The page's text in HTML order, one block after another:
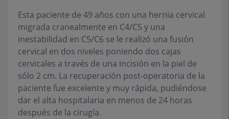
Esta paciente de 49 años con una hernia cervical
migrada cranealmente en C4/C5 y una
inestabilidad en C5/C6 se le realizó una fusión
cervical en dos niveles poniendo dos cajas
cervicales a través de una incisión en la piel de
sólo 2 cm. La recuperación post-operatoria de la
paciente fue excelente y muy rápida, pudiéndose
dar el alta hospitalaria en menos de 24 horas
después de la cirugía.